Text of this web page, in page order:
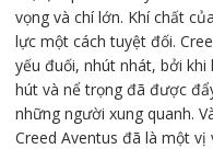
vọng và chí lớn. Khí chất
lực một cách tuyệt đối.
yếu đuối, nhút nhát, bởi khi
hút và nể trọng đã được
những người xung quanh.
Creed Aventus đã là một